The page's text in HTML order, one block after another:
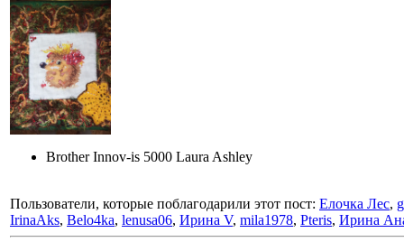
Brother Innov-is 5000 Laura Ashley
Пользователи, которые поблагодарили этот пост: Елочка Лес,
IrinaAks, Belo4ka, lenusa06, Ирина V, mila1978, Pteris, Ирина